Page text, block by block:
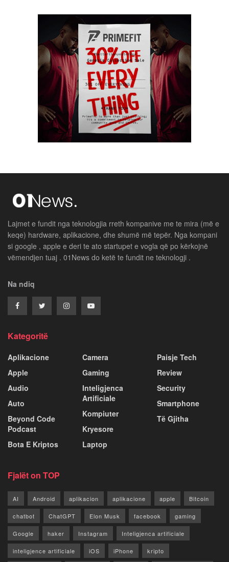
Lajmet e fundit nga teknologjia rreth kompanive me te mira (më e
keqe) hardware, aplikacione, dhe shumë më tepër. Nga kompani
si google , apple e deri te ato startupet e vogla që po kërkojnë
vëmendjen tuaj . 01News do ketë te fundit ne teknologji .
Na ndiq
Kategoritë
Aplikacione
Apple
Audio
Auto
Beyond Code
Podcast
Bota E Kriptos
Camera
Gaming
Inteligjenca
Artificiale
Kompiuter
Kryesore
Laptop
Paisje Tech
Review
Security
Smartphone
Të Gjitha
Fjalët on TOP
AI Android aplikacion aplikacione apple Bitcoin
chatbot ChatGPT Elon Musk facebook gaming
Google haker Instagram Inteligjenca artificiale
inteligjence artificiale iOS iPhone kripto